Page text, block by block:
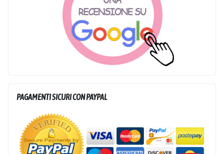
PAGAMENTI SICURI CON PAYPAL